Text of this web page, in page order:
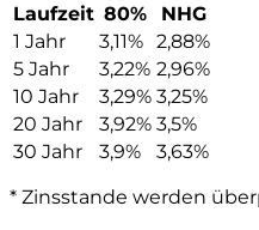
Laufzeit 80%
NHG
1 Jahr
3,11% 2,88%
5 Jahr
3,22% 2,96%
10 Jahr
3,29% 3,25%
20 Jahr
3,92% 3,5%
30 Jahr
3,9%
3,63%
* Zinsstande werden